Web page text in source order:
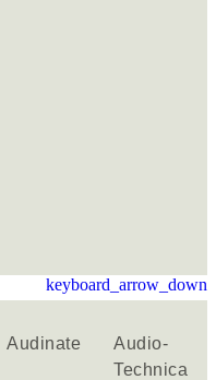
keyboard_arrow_down
Audinate
Audio-
Technica